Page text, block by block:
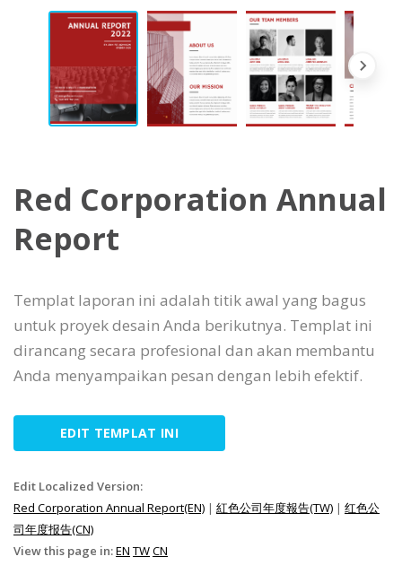
Red Corporation Annual
Report
Templat laporan ini adalah titik awal yang bagus
untuk proyek desain Anda berikutnya. Templat ini
dirancang secara profesional dan akan membantu
Anda menyampaikan pesan dengan lebih efektif.
EDIT TEMPLAT INI
Edit Localized Version:
Red Corporation Annual Report(EN) | 紅色公司年度報告(TW) | 红色公
司年度报告(CN)
View this page in:EN TWCN